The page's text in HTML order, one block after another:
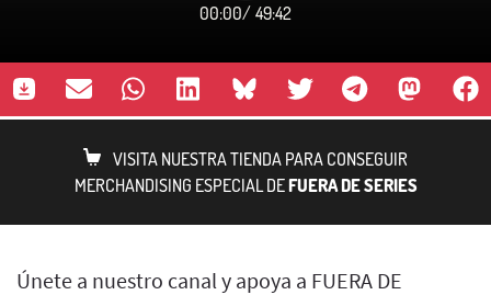
00:00/ 49:42
VISITA NUESTRA TIENDA PARA CONSEGUIR
MERCHANDISING ESPECIAL DEFUERA DE SERIES
Únete a nuestro canal y apoya a FUERA DE